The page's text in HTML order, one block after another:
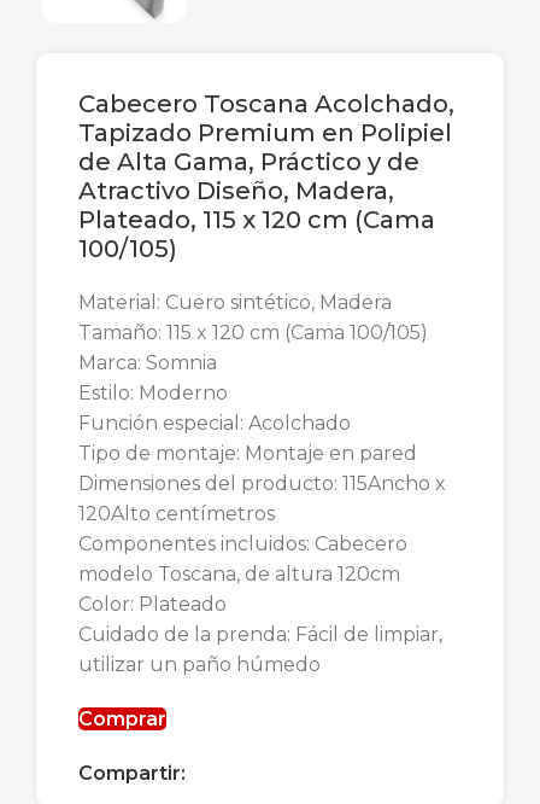
Cabecero Toscana Acolchado,
Tapizado Premium en Polipiel
de Alta Gama, Práctico y de
Atractivo Diseño, Madera,
Plateado, 115 x 120 cm (Cama
100/105)
Material: Cuero sintético, Madera
Tamaño: 115 x 120 cm (Cama 100/105)
Marca: Somnia
Estilo: Moderno
Función especial: Acolchado
Tipo de montaje: Montaje en pared
Dimensiones del producto: 115Ancho x
120Alto centímetros
Componentes incluidos: Cabecero
modelo Toscana, de altura 120cm
Color: Plateado
Cuidado de la prenda: Fácil de limpiar,
utilizar un paño húmedo
Comprar
Compartir: